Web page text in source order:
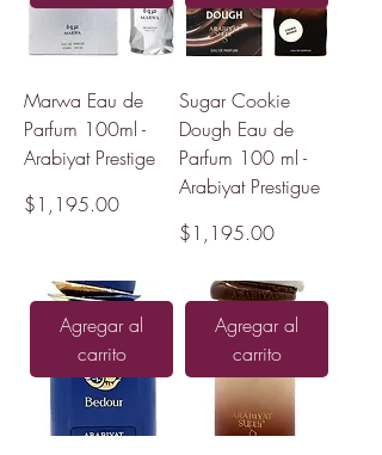
Marwa Eau de
Parfum 100ml -
Arabiyat Prestige
Precio
$1,195.00
Sugar Cookie
Dough Eau de
Parfum 100 ml -
Arabiyat Prestigue
Precio
$1,195.00
Agregar al
carrito
Agregar al
carrito